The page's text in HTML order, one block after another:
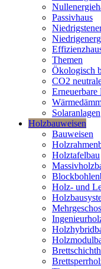
Passivhaus
Themen
Ökologisch
CO2
Erneuerbare
Solaranlagen
Holzbauweisen
Bauweisen
Holztafelbau
Holz- und